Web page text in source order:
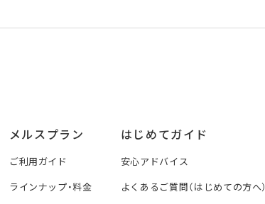
メルスプラン
ご利用ガイド
ラインナップ・料金
はじめてガイド
安心アドバイス
よくあるご質問（はじめての方へ）